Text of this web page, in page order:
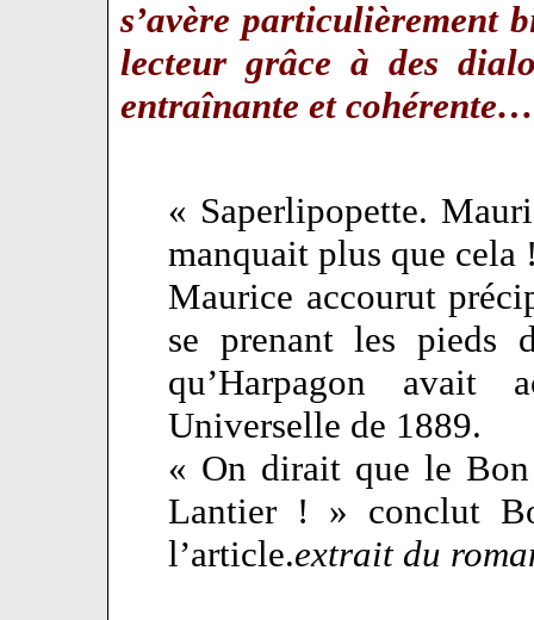
s’avère particulièrement
lecteur grâce à des
entraînante et cohérente…
« Saperlipopette.
manquait plus que cela
Maurice accourut
se prenant les pieds
qu’Harpagon avait
Universelle de 1889.
« On dirait que le
Lantier ! » conclut
l’article.extrait du